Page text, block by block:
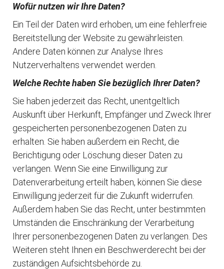
Wofür nutzen wir Ihre Daten?
Ein Teil der Daten wird erhoben, um eine fehlerfreie
Bereitstellung der Website zu gewährleisten.
Andere Daten können zur Analyse Ihres
Nutzerverhaltens verwendet werden.
Welche Rechte haben Sie bezüglich Ihrer Daten?
Sie haben jederzeit das Recht, unentgeltlich
Auskunft über Herkunft, Empfänger und Zweck Ihrer
gespeicherten personenbezogenen Daten zu
erhalten. Sie haben außerdem ein Recht, die
Berichtigung oder Löschung dieser Daten zu
verlangen. Wenn Sie eine Einwilligung zur
Datenverarbeitung erteilt haben, können Sie diese
Einwilligung jederzeit für die Zukunft widerrufen.
Außerdem haben Sie das Recht, unter bestimmten
Umständen die Einschränkung der Verarbeitung
Ihrer personenbezogenen Daten zu verlangen. Des
Weiteren steht Ihnen ein Beschwerderecht bei der
zuständigen Aufsichtsbehörde zu.